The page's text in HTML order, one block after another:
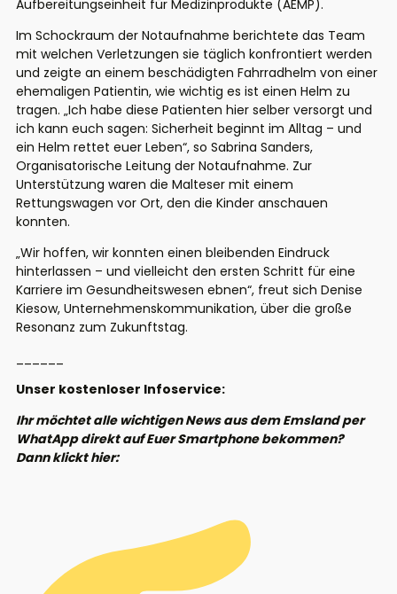
Aufbereitungseinheit für Medizinprodukte (AEMP).
Im Schockraum der Notaufnahme berichtete das Team
mit welchen Verletzungen sie täglich konfrontiert werden
und zeigte an einem beschädigten Fahrradhelm von einer
ehemaligen Patientin, wie wichtig es ist einen Helm zu
tragen. „Ich habe diese Patienten hier selber versorgt und
ich kann euch sagen: Sicherheit beginnt im Alltag – und
ein Helm rettet euer Leben“, so Sabrina Sanders,
Organisatorische Leitung der Notaufnahme. Zur
Unterstützung waren die Malteser mit einem
Rettungswagen vor Ort, den die Kinder anschauen
konnten.
„Wir hoffen, wir konnten einen bleibenden Eindruck
hinterlassen – und vielleicht den ersten Schritt für eine
Karriere im Gesundheitswesen ebnen“, freut sich Denise
Kiesow, Unternehmenskommunikation, über die große
Resonanz zum Zukunftstag.
Unser kostenloser Infoservice:
Ihr möchtet alle wichtigen News aus dem Emsland per
WhatApp direkt auf Euer Smartphone bekommen?
Dann klickt hier: